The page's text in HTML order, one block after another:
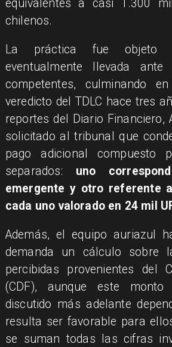
equivalentes a casi 1.300
chilenos.
La práctica fue
eventualmente llevada ante
competentes, culminando
veredicto del TDLC hace tres
reportes del Diario Financiero,
solicitado al tribunal que
pago adicional compuesto
separados: uno
emergente y otro referente
cada uno valorado en 24 mil
Además, el equipo auriazul
demanda un cálculo sobre
percibidas provenientes del
(CDF), aunque este monto
discutido más adelante
resulta ser favorable para
se suman todas las cifras